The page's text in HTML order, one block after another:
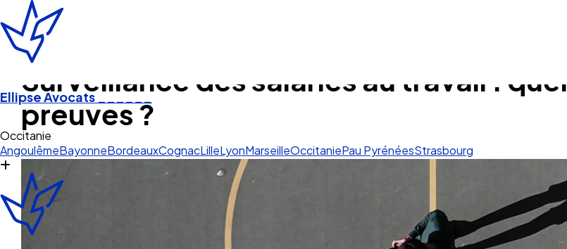
Ellipse Avocats ______
St
AngoulêmeBayonneBordeauxCognacLilleLyonMarseilleOccitaniePau PyrénéesStrasbourg
Surveillance des salariés au travail :
preuves ?